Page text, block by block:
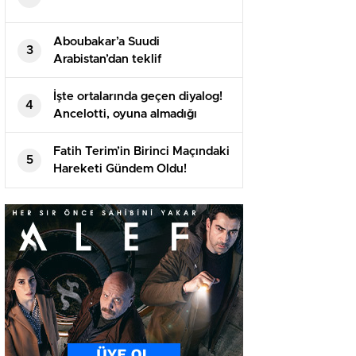
3
Aboubakar’a Suudi
Arabistan’dan teklif
4
İşte ortalarında geçen diyalog!
Ancelotti, oyuna almadığı
Arda’yı maç sonu soyunma
odasına çekti
5
Fatih Terim’in Birinci Maçındaki
Hareketi Gündem Oldu!